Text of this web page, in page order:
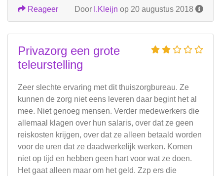
Door I.Kleijn op 20 augustus 2018
Reageer
Privazorg een grote
teleurstelling
Zeer slechte ervaring met dit thuiszorgbureau. Ze
kunnen de zorg niet eens leveren daar begint het al
mee. Niet genoeg mensen. Verder medewerkers die
allemaal klagen over hun salaris, over dat ze geen
reiskosten krijgen, over dat ze alleen betaald worden
voor de uren dat ze daadwerkelijk werken. Komen
niet op tijd en hebben geen hart voor wat ze doen.
Het gaat alleen maar om het geld. Zzp ers die